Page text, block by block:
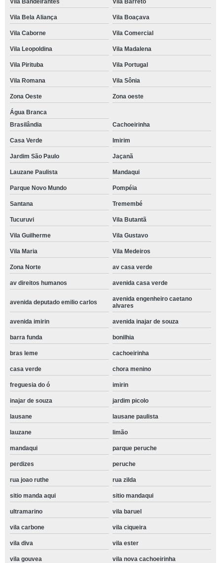
Vila Bandeirantes Vila Barreto
Vila Bela Aliança Vila Boaçava
Vila Caborne Vila Comercial
Vila Leopoldina Vila Madalena
Vila Pirituba Vila Portugal
Vila Romana Vila Sônia
Zona Oeste Zona oeste
Água Branca
Brasilândia
Cachoeirinha
Casa Verde Imirim
Jardim São Paulo Jaçanã
Lauzane Paulista Mandaqui
Parque Novo Mundo Pompéia
Santana Tremembé
Tucuruvi Vila Butantã
Vila Guilherme Vila Gustavo
Vila Maria Vila Medeiros
Zona Norte av casa verde
av direitos humanos avenida casa verde
avenida deputado emilio carlos
avenida engenheiro caetano
alvares
avenida imirin avenida inajar de souza
barra funda bonilhia
bras leme cachoeirinha
casa verde chora menino
freguesia do ó imirin
inajar de souza jardim picolo
lausane lausane paulista
lauzane limão
mandaqui parque peruche
perdizes peruche
rua joao ruthe rua zilda
sitio manda aqui sitio mandaqui
ultramarino vila baruel
vila carbone vila ciqueira
vila diva vila ester
vila gouvea vila nova cachoeirinha